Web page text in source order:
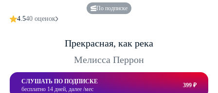
По подписке
4.540 оценок
Прекрасная, как река
Мелисса Перрон
СЛУШАТЬ ПО ПОДПИСКЕ
бесплатно 14 дней, далее /мес
399 ₽